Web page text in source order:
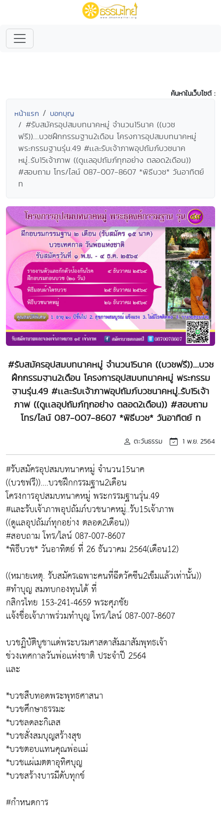
ค้นหาในเว็บไซต์ :
หน้าแรก บอกบุญ
#รับสมัครอุปสมบทนาคหมู่ จำนวน15นาค ((บวช
ฟรี))....บวชฝึกกรรมฐาน2เดือน โครงการอุปสมบทนาคหมู่
พระกรรมฐานรุ่น.49 #เเละรับเจ้าภาพอุปถัมภ์บวชนาค
หมู่..รับ15เจ้าภาพ ((ดูเเลอุปถัมภ์ทุกอย่าง ตลอด2เดือน))
#สอบถาม โทร/ไลน์ 087-007-8607 *พิธีบวช* วันอาทิตย์
ท
#รับสมัครอุปสมบทนาคหมู่ จำนวน15นาค ((บวชฟรี))....บวช
ฝึกกรรมฐาน2เดือน โครงการอุปสมบทนาคหมู่ พระกรรม
ฐานรุ่น.49 #เเละรับเจ้าภาพอุปถัมภ์บวชนาคหมู่..รับ15เจ้า
ภาพ ((ดูเเลอุปถัมภ์ทุกอย่าง ตลอด2เดือน)) #สอบถาม
โทร/ไลน์ 087-007-8607 *พิธีบวช* วันอาทิตย์ ท
ตะวันธรรม 1 พ.ย. 2564
#รับสมัครอุปสมบทนาคหมู่ จำนวน15นาค
((บวชฟรี))....บวชฝึกกรรมฐาน2เดือน
โครงการอุปสมบทนาคหมู่ พระกรรมฐานรุ่น.49
#เเละรับเจ้าภาพอุปถัมภ์บวชนาคหมู่..รับ15เจ้าภาพ
((ดูเเลอุปถัมภ์ทุกอย่าง ตลอด2เดือน))
#สอบถาม โทร/ไลน์ 087-007-8607
*พิธีบวช* วันอาทิตย์ ที่ 26 ธันวาคม 2564(เดือน12)
((หมายเหตุ. รับสมัครเฉพาะคนที่ฉีดวัคซีน2เข็มเเล้วเท่านั้น))
#ทำบุญ สมทบกองทุนได้ ที่
กสิกรไทย 153-241-4659 พระศุภชัย
เเจ้งชื่อเจ้าภาพร่วมทำบุญ โทร/ไลน์ 087-007-8607
บวชฏิบัติบูชาเเด่พระบรมศาสดาสัมมาสัมพุทธเจ้า
ช่วงเทศกาลวันพ่อเเห่งชาติ ประจำปี 2564
เเละ
*บวชสืบทอดพระพุทธศาสนา
*บวชศึกษาธรรมะ
*บวชลดละกิเลส
*บวชสั่งสมบุญสร้างสุข
*บวชตอบเเทนคุณพ่อเเม่
*บวชเเผ่เมตตาอุทิศบุญ
*บวชสร้างบารมีดับทุกข์
#กำหนดการ